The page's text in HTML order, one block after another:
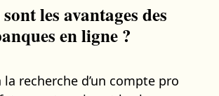
les avantages des
en ligne ?
la recherche d’un compte pro